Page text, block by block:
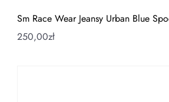
Sm Race Wear Jeansy Urban Blue
250,00zł